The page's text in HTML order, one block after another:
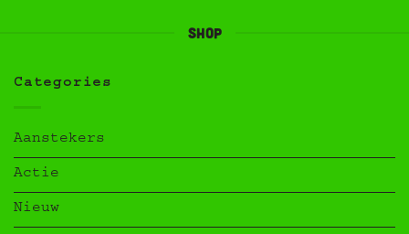
Shop
Categories
Aanstekers
Actie
Nieuw